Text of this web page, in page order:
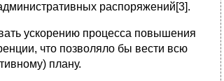
распоряжений[3].
ускорению процесса повышения
что позволяло бы вести всю
плану.